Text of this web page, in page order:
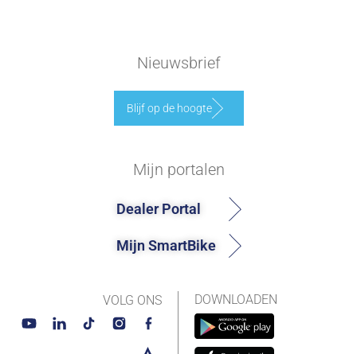
Nieuwsbrief
Blijf op de hoogte
DOWNLOADEN
Mijn portalen
Dealer Portal
Mijn SmartBike
VOLG ONS